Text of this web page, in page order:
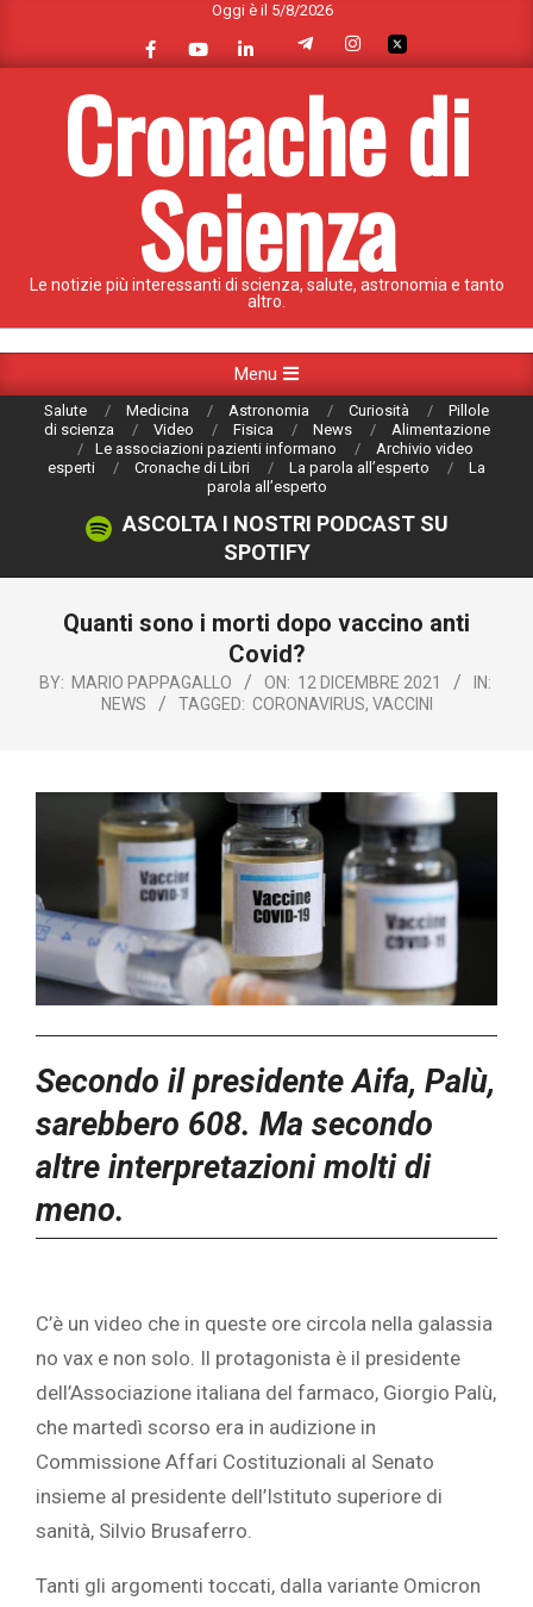
content
Oggi è il 5/8/2026
Cronache di
Scienza
Le notizie più interessanti di scienza, salute, astronomia e tanto
altro.
Navigation
Menu
Salute Medicina Astronomia Curiosità
Pillole
di scienza
Video Fisica News
Alimentazione
Le associazioni pazienti informano
Archivio video
esperti
Cronache di Libri La parola all’esperto
La
parola all’esperto
ASCOLTA I NOSTRI PODCAST SU
SPOTIFY
Quanti sono i morti dopo vaccino anti
Covid?
BY: MARIO PAPPAGALLO ON: 12 DICEMBRE 2021
IN:
NEWS
TAGGED: CORONAVIRUS, VACCINI
Secondo il presidente Aifa, Palù,
sarebbero 608. Ma secondo
altre interpretazioni molti di
meno.
C’è un video che in queste ore circola nella galassia
no vax e non solo. Il protagonista è il presidente
dell’Associazione italiana del farmaco, Giorgio Palù,
che martedì scorso era in audizione in
Commissione Affari Costituzionali al Senato
insieme al presidente dell’Istituto superiore di
sanità, Silvio Brusaferro.
Tanti gli argomenti toccati, dalla variante Omicron